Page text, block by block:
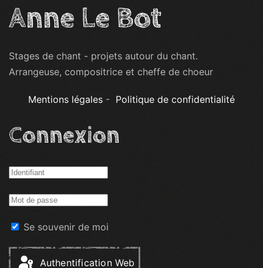
Anne Le Bot
Stages de chant - projets autour du chant.
Arrangeuse, compositrice et cheffe de choeur
Mentions légales - Politique de confidentialité
Connexion
Se souvenir de moi
Authentification Web